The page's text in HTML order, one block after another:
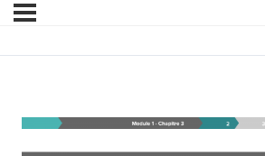
Module 1 –